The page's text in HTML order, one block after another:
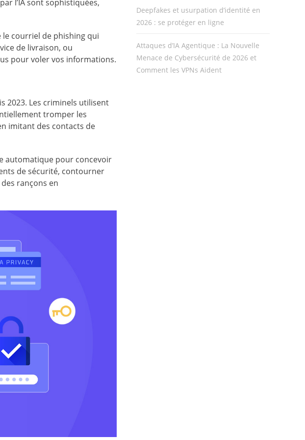
l’IA sont sophistiquées,
le courriel de phishing qui
de livraison, ou
pour voler vos informations.
2023. Les criminels utilisent
tromper les
imitant des contacts de
automatique pour concevoir
de sécurité, contourner
rançons en
Deepfakes et usurpation d’identité en
2026 : se protéger en ligne
Attaques d’IA Agentique : La Nouvelle
Menace de Cybersécurité de 2026 et
Comment les VPNs Aident